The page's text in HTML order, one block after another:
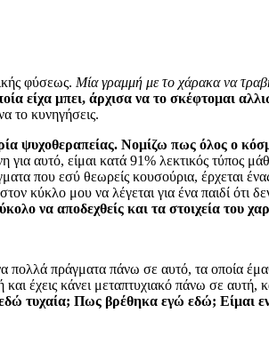
φύσεως. Μία γραμμή με το χάρακα να
είχα μπει, άρχισα να το σκέφτομαι
το κυνηγήσεις.
ψυχοθεραπείας. Νομίζω πως όλος ο
αυτό, είμαι κατά 91% λεκτικός τύπος
που εσύ θεωρείς κουσούρια, έρχεται
κύκλο μου να λέγεται για ένα παιδί ότι
να αποδεχθείς και τα στοιχεία του
πράγματα πάνω σε αυτό, τα οποία
έχεις κάνει μεταπτυχιακό πάνω σε
τυχαία; Πως βρέθηκα εγώ εδώ; Είμαι